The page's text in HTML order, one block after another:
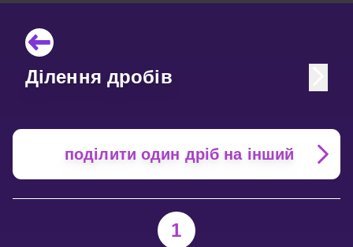
Ділення дробів
поділити один дріб на інший
1